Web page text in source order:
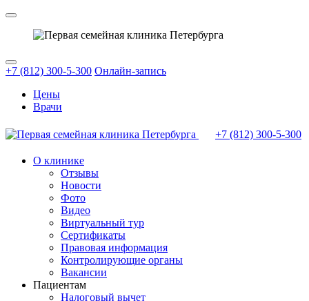
+7 (812) 300-5-300 Онлайн-запись
Цены
Врачи
+7 (812) 300-5-300
О клинике
Отзывы
Новости
Фото
Видео
Виртуальный тур
Сертификаты
Правовая информация
Контролирующие органы
Вакансии
Пациентам
Налоговый вычет